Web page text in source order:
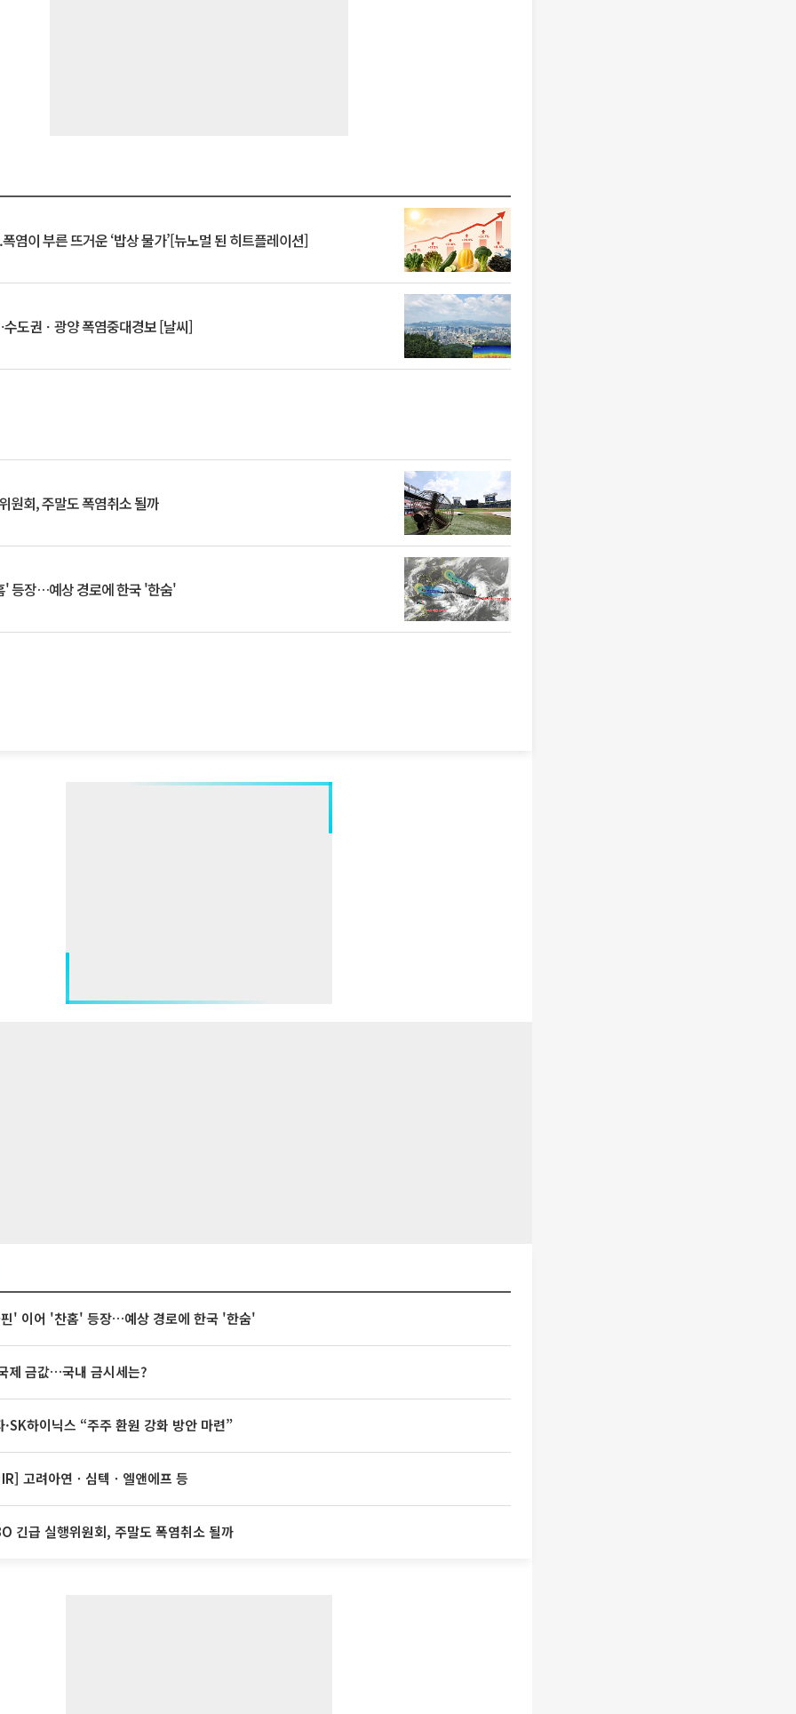
염이 부른 뜨거운 ‘밥상 물가’[뉴노멀 된 히트플레이션]
도권ㆍ광양 폭염중대경보 [날씨]
원회, 주말도 폭염취소 될까
' 등장…예상 경로에 한국 '한숨'
' 이어 '찬홈' 등장…예상 경로에 한국 '한숨'
제 금값…국내 금시세는?
·SK하이닉스 “주주 환원 강화 방안 마련”
고려아연ㆍ심텍ㆍ엘앤에프 등
긴급 실행위원회, 주말도 폭염취소 될까